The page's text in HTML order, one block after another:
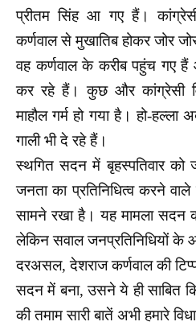
प्रीतम सिंह आ गए हैं।
कर्णवाल से मुखातिब होकर जोर
वह कर्णवाल के करीब पहुंच गए
कर रहे हैं। कुछ और कांग्रेसी
माहौल गर्म हो गया है। हो-
गाली भी दे रहे हैं।
स्थगित सदन में बृहस्पतिवार
जनता का प्रतिनिधित्व करने
सामने रखा है। यह मामला सदन
लेकिन सवाल जनप्रतिनिधियों
दरअसल, देशराज कर्णवाल की
सदन में बना, उसने ये ही साबित
की तमाम सारी बातें अभी हमारे